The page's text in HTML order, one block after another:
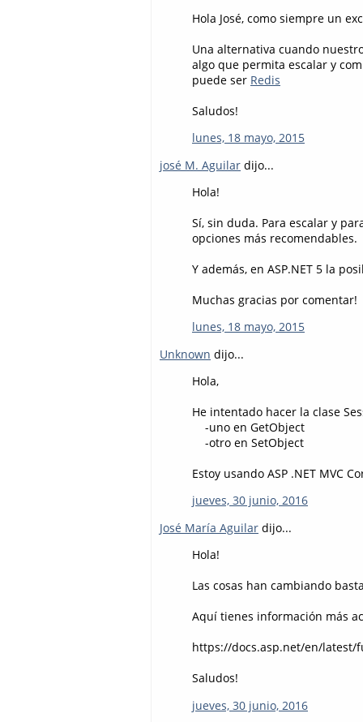
Hola José, como siempre un
Una alternativa cuando
algo que permita escalar y
puede ser Redis
Saludos!
lunes, 18 mayo, 2015
josé M. Aguilar dijo...
Hola!
Sí, sin duda. Para escalar y
opciones más recomendables.
Y además, en ASP.NET 5 la
Muchas gracias por comentar!
lunes, 18 mayo, 2015
Unknown dijo...
Hola,
He intentado hacer la clase
-uno en GetObject
-otro en SetObject
Estoy usando ASP .NET MVC
jueves, 30 junio, 2016
José María Aguilar dijo...
Hola!
Las cosas han cambiando
Aquí tienes información más
https://docs.asp.net/en/
Saludos!
jueves, 30 junio, 2016